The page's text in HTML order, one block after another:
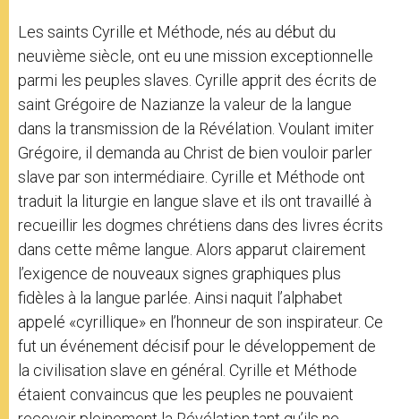
Les saints Cyrille et Méthode, nés au début du
neuvième siècle, ont eu une mission exceptionnelle
parmi les peuples slaves. Cyrille apprit des écrits de
saint Grégoire de Nazianze la valeur de la langue
dans la transmission de la Révélation. Voulant imiter
Grégoire, il demanda au Christ de bien vouloir parler
slave par son intermédiaire. Cyrille et Méthode ont
traduit la liturgie en langue slave et ils ont travaillé à
recueillir les dogmes chrétiens dans des livres écrits
dans cette même langue. Alors apparut clairement
l’exigence de nouveaux signes graphiques plus
fidèles à la langue parlée. Ainsi naquit l’alphabet
appelé «cyrillique» en l’honneur de son inspirateur. Ce
fut un événement décisif pour le développement de
la civilisation slave en général. Cyrille et Méthode
étaient convaincus que les peuples ne pouvaient